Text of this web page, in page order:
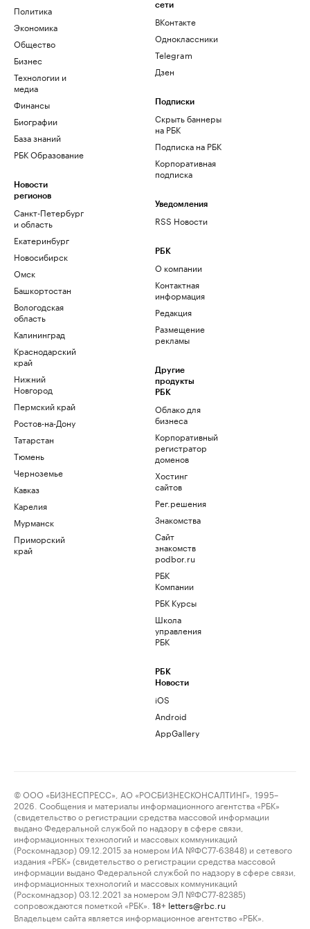
Политика
Экономика
Общество
Бизнес
Технологии и
медиа
Финансы
Биографии
База знаний
РБК Образование
Новости
регионов
Санкт-Петербург
и область
Екатеринбург
Новосибирск
Омск
Башкортостан
Вологодская
область
Калининград
Краснодарский
край
Нижний
Новгород
Пермский край
Ростов-на-Дону
Татарстан
Тюмень
Черноземье
Кавказ
Карелия
Мурманск
Приморский
край
сети
ВКонтакте
Одноклассники
Telegram
Дзен
Подписки
Скрыть баннеры
на РБК
Подписка на РБК
Корпоративная
подписка
Уведомления
RSS Новости
РБК
О компании
Контактная
информация
Редакция
Размещение
рекламы
Другие
продукты
РБК
Облако для
бизнеса
Корпоративный
регистратор
доменов
Хостинг
сайтов
Рег.решения
Знакомства
Сайт
знакомств
podbor.ru
РБК
Компании
РБК Курсы
Школа
управления
РБК
РБК
Новости
iOS
Android
AppGallery
© ООО «БИЗНЕСПРЕСС», АО «РОСБИЗНЕСКОНСАЛТИНГ», 1995–
2026. Сообщения и материалы информационного агентства «РБК»
(свидетельство о регистрации средства массовой информации
выдано Федеральной службой по надзору в сфере связи,
информационных технологий и массовых коммуникаций
(Роскомнадзор) 09.12.2015 за номером ИА №ФС77-63848) и сетевого
издания «РБК» (свидетельство о регистрации средства массовой
информации выдано Федеральной службой по надзору в сфере связи,
информационных технологий и массовых коммуникаций
(Роскомнадзор) 03.12.2021 за номером ЭЛ №ФС77-82385)
сопровождаются пометкой «РБК».
18+ letters@rbc.ru
Владельцем сайта является информационное агентство «РБК».